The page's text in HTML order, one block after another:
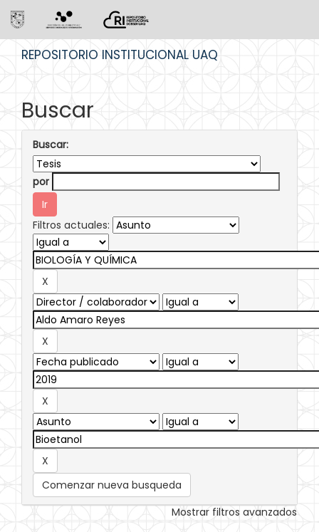
REPOSITORIO INSTITUCIONAL UAQ
Buscar
Buscar:
por
Filtros actuales:
Comenzar nueva busqueda
Mostrar filtros avanzados